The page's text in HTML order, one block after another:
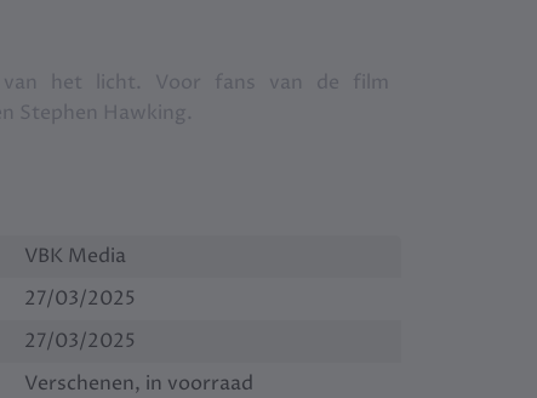
van het licht. Voor fans van de film
Stephen Hawking.
VBK Media
27/03/2025
27/03/2025
Verschenen, in voorraad